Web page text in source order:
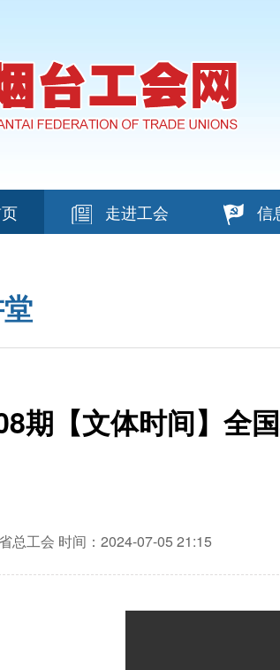
走进工会 信
期【文体时间】全
总工会 时间：2024-07-05 21:15